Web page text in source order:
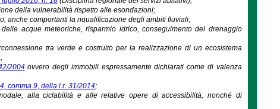
della vulnerabilità rispetto alle esondazioni;
anche comportanti la riqualificazione degli ambiti fluviali;
acque meteoriche, risparmio idrico, conseguimento del drenaggio
tra verde e costruito per la realizzazione di un ecosistema
2004ovvero degli immobili espressamente dichiarati come di valenza
comma 9, della l.r. 31/2014;
alla ciclabilità e alle relative opere di accessibilità, nonché di